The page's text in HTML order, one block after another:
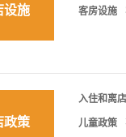
设施 客房设施
政策
入住和离店
儿童政策